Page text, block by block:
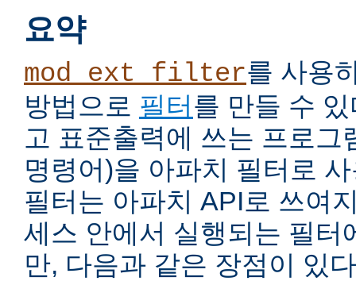
요약
mod_ext_filter를 사용
방법으로 필터 를 만들 수
고 표준출력에 쓰는 프로그
명령어)을 아파치 필터로
필터는 아파치 API로 쓰여
세스 안에서 실행되는 필터
만, 다음과 같은 장점이 있